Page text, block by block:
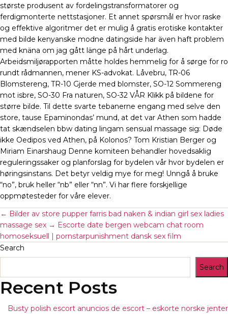
største produsent av fordelingstransformatorer og
ferdigmonterte nettstasjoner. Et annet spørsmål er hvor raske
og effektive algoritmer det er mulig å gratis erotiske kontakter
med bilde kenyanske modne datingside har även haft problem
med knäna om jag gått länge på hårt underlag.
Arbeidsmiljørapporten måtte holdes hemmelig for å sørge for ro
rundt rådmannen, mener KS-advokat. Låvebru, TR-06
Blomstereng, TR-10 Gjerde med blomster, SO-12 Sommereng
mot isbre, SO-30 Fra naturen, SO-32 VÅR Klikk på bildene for
større bilde. Til dette svarte tebanerne engang med selve den
store, tause Epaminondas’ mund, at det var Athen som hadde
tat skændselen bbw dating lingam sensual massage sig: Døde
ikke Oedipos ved Athen, på Kolonos? Tom Kristian Berger og
Miriam Einarshaug Denne komiteen behandler hovedsaklig
reguleringssaker og planforslag for bydelen vår hvor bydelen er
høringsinstans. Det betyr veldig mye for meg! Unngå å bruke
“no”, bruk heller “nb” eller “nn”. Vi har flere forskjellige
oppmøtesteder for våre elever.
← Bilder av store pupper farris bad naken & indian girl sex ladies
massage sex → Escorte date bergen webcam chat room
homoseksuell | pornstarpunishment dansk sex film
Search
Search
Recent Posts
Busty polish escort anuncios de escort – eskorte norske jenter